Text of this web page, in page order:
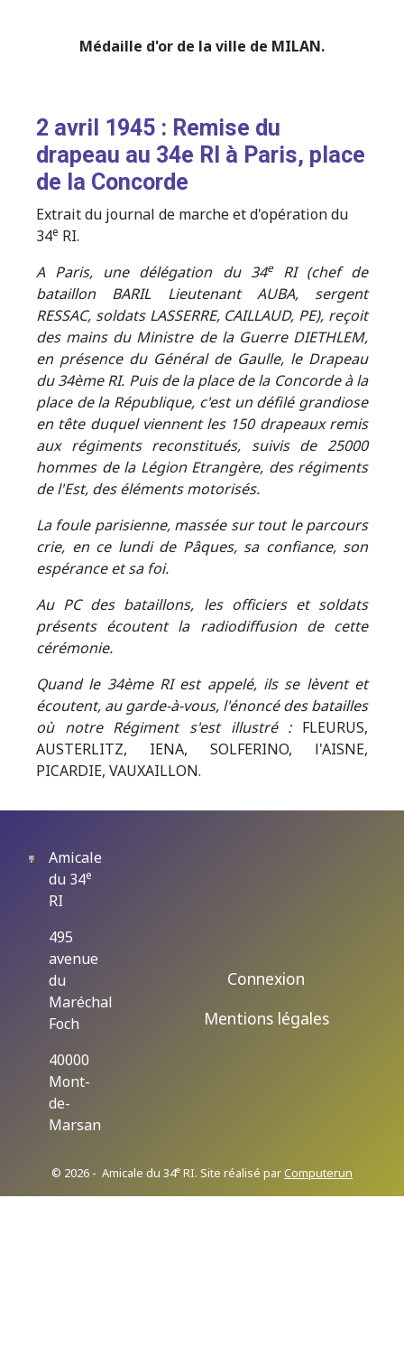
Médaille d'or de la ville de MILAN.
2 avril 1945 : Remise du
drapeau au 34e RI à Paris, place
de la Concorde
Extrait du journal de marche et d'opération du
34e RI.
A Paris, une délégation du 34eRI (chef de
bataillon BARIL Lieutenant AUBA, sergent
RESSAC, soldats LASSERRE, CAILLAUD, PE), reçoit
des mains du Ministre de la Guerre DIETHLEM,
en présence du Général de Gaulle, le Drapeau
du 34ème RI. Puis de la place de la Concorde à la
place de la République, c'est un défilé grandiose
en tête duquel viennent les 150 drapeaux remis
aux régiments reconstitués, suivis de 25000
hommes de la Légion Etrangère, des régiments
de l'Est, des éléments motorisés.
La foule parisienne, massée sur tout le parcours
crie, en ce lundi de Pâques, sa confiance, son
espérance et sa foi.
Au PC des bataillons, les officiers et soldats
présents écoutent la radiodiffusion de cette
cérémonie.
Quand le 34ème RI est appelé, ils se lèvent et
écoutent, au garde-à-vous, l'énoncé des batailles
où notre Régiment s'est illustré :FLEURUS,
AUSTERLITZ, IENA, SOLFERINO, l'AISNE,
PICARDIE, VAUXAILLON.
Amicale
du 34e
RI
495
avenue
du
Maréchal
Foch
40000
Mont-
de-
Marsan
Connexion
Mentions légales
© 2026 - Amicale du 34e RI. Site réalisé parComputerun